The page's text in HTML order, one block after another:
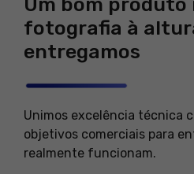
Um bom produto
fotografia à
entregamos
Unimos excelência técnica
objetivos comerciais para
realmente funcionam.